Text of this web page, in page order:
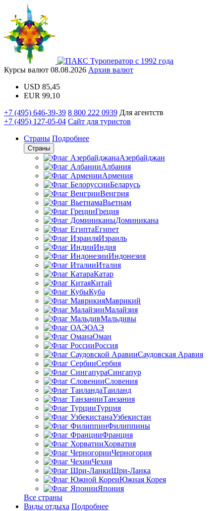
Туроператор с 1992 года
Курсы валют 08.08.2026 Архив валют
USD 85,45
EUR 99,10
+7 (495) 646-39-39 8 800 222 0939 Для агентств
+7 (495) 127-05-04 Сайт для туристов
Страны Подробнее
Страны
Азербайджан
Албания
Армения
Беларусь
Венгрия
Вьетнам
Греция
Доминикана
Египет
Израиль
Индия
Индонезия
Италия
Катар
Китай
Куба
Маврикий
Малайзия
Мальдивы
ОАЭ
Оман
Россия
Саудовская Аравия
Сербия
Сингапур
Словения
Таиланд
Танзания
Турция
Узбекистан
Филиппины
Франция
Хорватия
Черногория
Чехия
Шри-Ланка
Южная Корея
Япония
Все страны
Виды отдыха Подробнее